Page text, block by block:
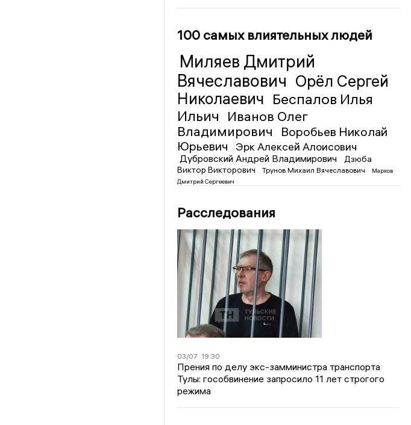
100 самых влиятельных людей
Миляев Дмитрий
Вячеславович Орёл Сергей
Николаевич Беспалов Илья
Ильич
Иванов Олег
Владимирович
Воробьев Николай
Юрьевич
Эрк Алексей Алоисович
Дубровский Андрей Владимирович
Дзюба
Виктор Викторович
Трунов Михаил Вячеславович
Марков
Дмитрий Сергеевич
Расследования
03/07 19:30
Прения по делу экс-замминистра транспорта
Тулы: гособвинение запросило 11 лет строгого
режима